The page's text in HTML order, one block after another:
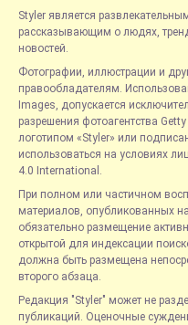
Styler является
рассказывающим о людях,
новостей.
Фотографии, иллюстрации и
правообладателям.
Images, допускается
разрешения фотоагентства
логотипом «Styler» или
использоваться на условиях
4.0 International.
При полном или частичном
материалов, опубликованных
обязательно размещение
открытой для индексации
должна быть размещена
второго абзаца.
Редакция "Styler" может не
публикаций. Оценочные